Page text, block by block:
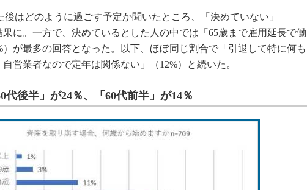
はどのように過ごす予定か聞いたところ、「決めていない」
果に。一方で、決めているとした人の中では「65歳まで雇用延長で働
）が最多の回答となった。以下、ほぼ同じ割合で「引退して特に何も
営業者なので定年は関係ない」（12%）と続いた。
代後半」が24％、「60代前半」が14％